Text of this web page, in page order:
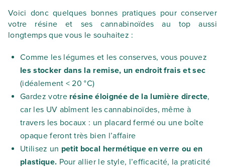
Voici donc quelques bonnes pratiques pour conserver
votre résine et ses cannabinoïdes au top aussi
longtemps que vous le souhaitez :
Comme les légumes et les conserves, vous pouvez
les stocker dans la remise, un endroit frais et sec
(idéalement < 20 °C)
Gardez votre résine éloignée de la lumière directe,
car les UV abîment les cannabinoïdes, même à
travers les bocaux : un placard fermé ou une boîte
opaque feront très bien l’affaire
Utilisez un petit bocal hermétique en verre ou en
plastique. Pour allier le style, l’efficacité, la praticité